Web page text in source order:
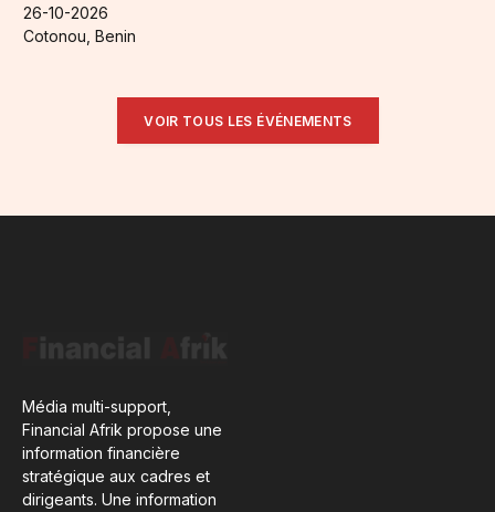
26-10-2026
Cotonou, Benin
VOIR TOUS LES ÉVÉNEMENTS
Média multi-support,
Financial Afrik propose une
information financière
stratégique aux cadres et
dirigeants. Une information